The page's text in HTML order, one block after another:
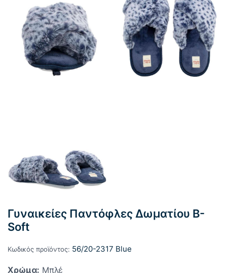
Γυναικείες Παντόφλες Δωματίου B-
Soft
Κωδικός προϊόντος: 56/20-2317 Blue
Χρώμα: Μπλέ